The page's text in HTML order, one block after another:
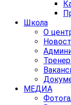
Школа
О
МЕДИА